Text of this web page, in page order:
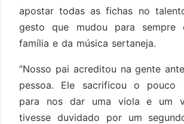
apostar todas as fichas no
gesto que mudou para sempre
família e da música sertaneja.
“Nosso pai acreditou na gente
pessoa. Ele sacrificou o pouco
para nos dar uma viola e um
tivesse duvidado por um